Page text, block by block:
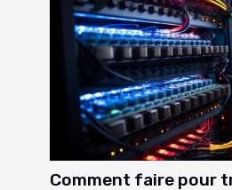
Comment faire pour